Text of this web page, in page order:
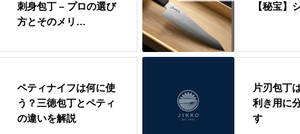
刺身包丁 – プロの選び
方とそのメリ…
【秘宝】
ペティナイフは何に使
う？三徳包丁とペティ
の違いを解説
片刃包丁
利き用に
す